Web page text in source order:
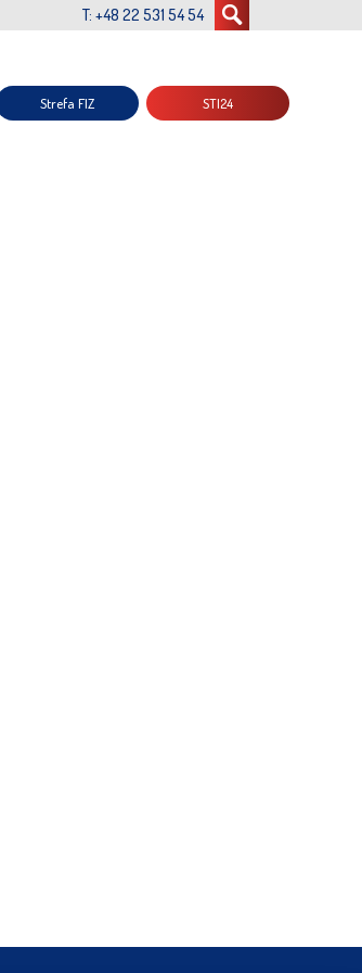
T: +48 22 531 54 54
Strefa FIZ STI24